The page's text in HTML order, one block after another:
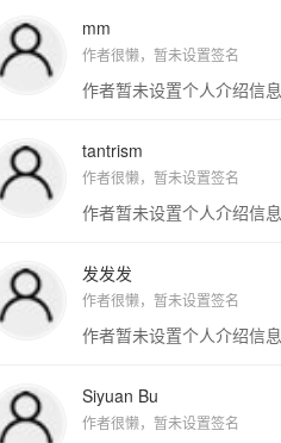
mm
作者很懒，暂未设置签名
作者暂未设置个人介绍信息
tantrism
作者很懒，暂未设置签名
作者暂未设置个人介绍信息
发发发
作者很懒，暂未设置签名
作者暂未设置个人介绍信息
Siyuan Bu
作者很懒，暂未设置签名